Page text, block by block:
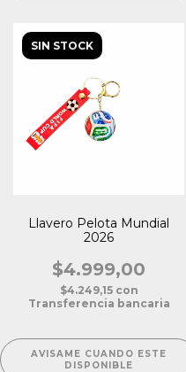
SIN STOCK
Llavero Pelota Mundial
2026
$4.999,00
$4.249,15 con
Transferencia bancaria
AVISAME CUANDO ESTE
DISPONIBLE